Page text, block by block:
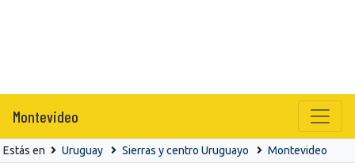
Montevideo
Estás en Uruguay Sierras y centro Uruguayo Montevideo